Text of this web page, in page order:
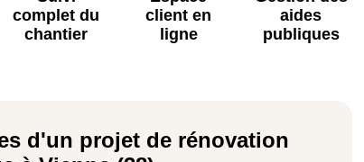
complet du
chantier
client en
ligne
aides
publiques
d'un projet de rénovation